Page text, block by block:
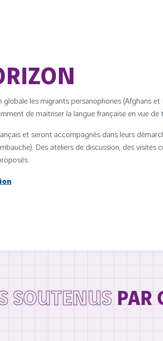
les migrants persanophones (Afghans et
de maitriser la langue française en vue
et seront accompagnés dans leurs
Des ateliers de discussion, des
SOUTENUS PAR